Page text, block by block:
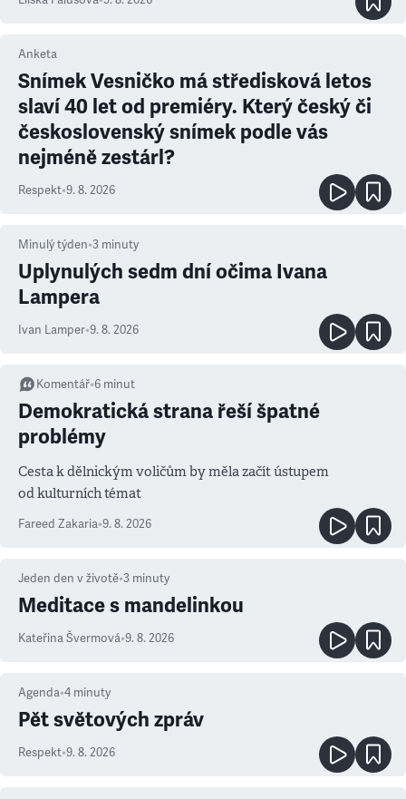
Anketa
Snímek Vesničko má středisková letos
slaví 40 let od premiéry. Který český či
československý snímek podle vás
nejméně zestárl?
Respekt•9. 8. 2026
Minulý týden•3 minuty
Uplynulých sedm dní očima Ivana
Lampera
Ivan Lamper•9. 8. 2026
Komentář•6 minut
Demokratická strana řeší špatné
problémy
Cesta k dělnickým voličům by měla začít ústupem
od kulturních témat
Fareed Zakaria•9. 8. 2026
Jeden den v životě•3 minuty
Meditace s mandelinkou
Kateřina Švermová•9. 8. 2026
Agenda•4 minuty
Pět světových zpráv
Respekt•9. 8. 2026